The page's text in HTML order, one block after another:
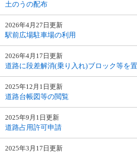
土のうの配布
2026年4月27日更新
駅前広場駐車場の利用
2026年4月17日更新
道路に段差解消(乗り入れ)ブロック等を
2025年12月1日更新
道路台帳図等の閲覧
2025年9月1日更新
道路占用許可申請
2025年3月17日更新